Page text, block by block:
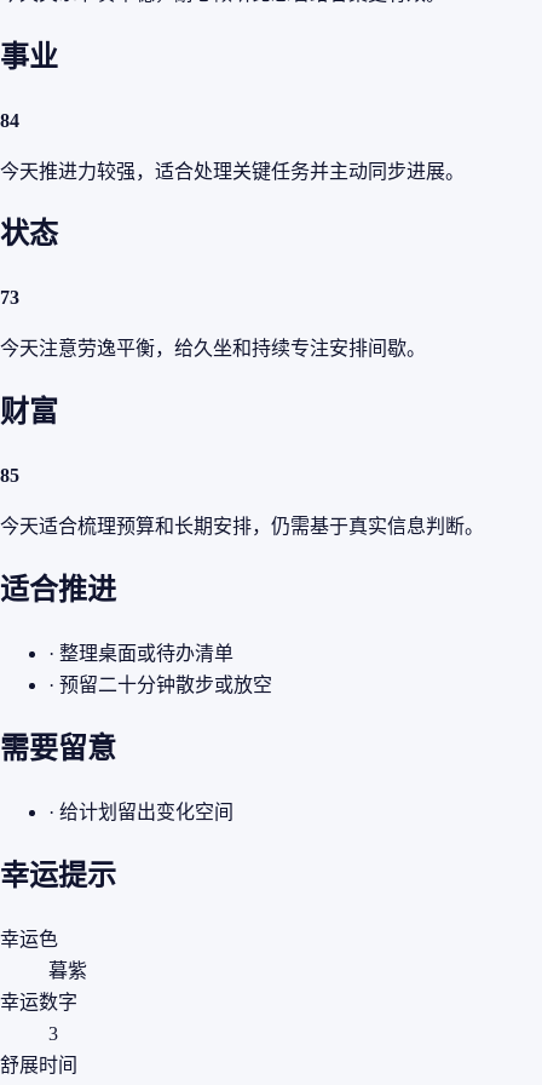
事业
84
今天推进力较强，适合处理关键任务并主动同步进展。
状态
73
今天注意劳逸平衡，给久坐和持续专注安排间歇。
财富
85
今天适合梳理预算和长期安排，仍需基于真实信息判断。
适合推进
· 整理桌面或待办清单
· 预留二十分钟散步或放空
需要留意
· 给计划留出变化空间
幸运提示
幸运色
暮紫
幸运数字
3
舒展时间